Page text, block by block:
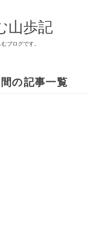
山歩記
ブログです。
の記事一覧